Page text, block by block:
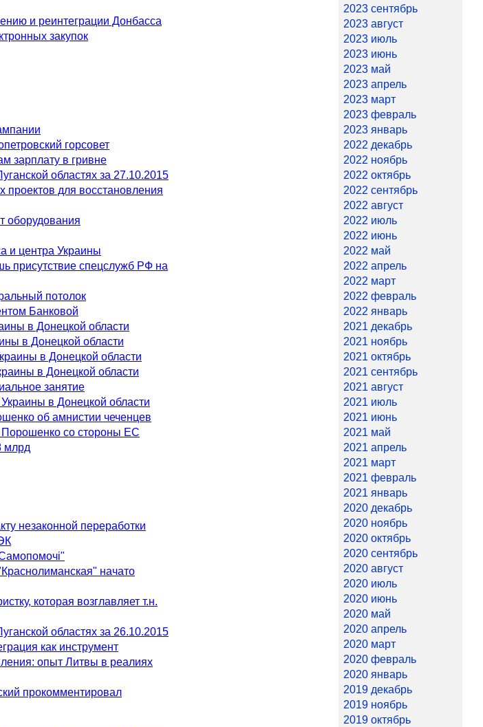
и реинтеграции Донбасса
закупок
горсовет
зарплату в гривне
областях за 27.10.2015
проектов для восстановления
оборудования
и центра Украины
присутствие спецслужб РФ на
потолок
Банковой
в Донецкой области
в Донецкой области
в Донецкой области
в Донецкой области
занятие
в Донецкой области
об амнистии чеченцев
Порошенко со стороны ЕС
млрд
незаконной переработки
начато
которая возглавляет т.н.
областях за 26.10.2015
как инструмент
опыт Литвы в реалиях
прокомментировал
2023 сентябрь
2023 август
2023 июль
2023 июнь
2023 май
2023 апрель
2023 март
2023 февраль
2023 январь
2022 декабрь
2022 ноябрь
2022 октябрь
2022 сентябрь
2022 август
2022 июль
2022 июнь
2022 май
2022 апрель
2022 март
2022 февраль
2022 январь
2021 декабрь
2021 ноябрь
2021 октябрь
2021 сентябрь
2021 август
2021 июль
2021 июнь
2021 май
2021 апрель
2021 март
2021 февраль
2021 январь
2020 декабрь
2020 ноябрь
2020 октябрь
2020 сентябрь
2020 август
2020 июль
2020 июнь
2020 май
2020 апрель
2020 март
2020 февраль
2020 январь
2019 декабрь
2019 ноябрь
2019 октябрь